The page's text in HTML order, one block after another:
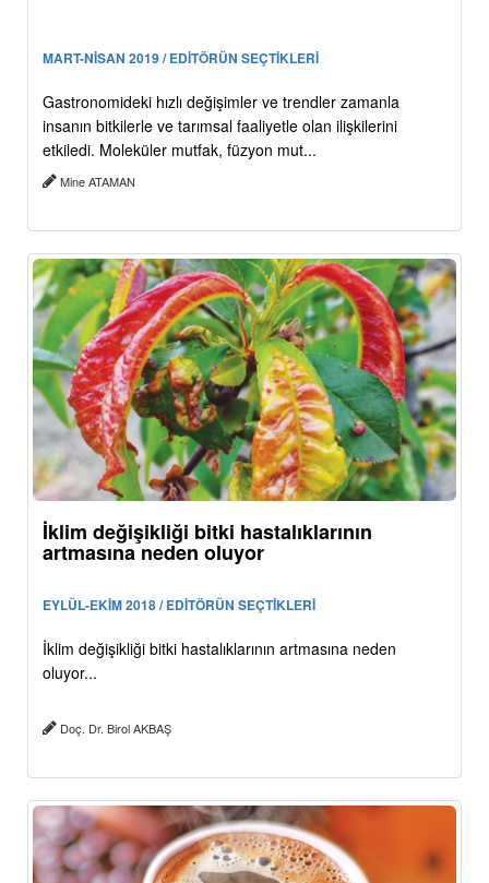
MART-NİSAN 2019 / EDİTÖRÜN SEÇTİKLERİ
Gastronomideki hızlı değişimler ve trendler zamanla
insanın bitkilerle ve tarımsal faaliyetle olan ilişkilerini
etkiledi. Moleküler mutfak, füzyon mut...
Mine ATAMAN
İklim değişikliği bitki hastalıklarının
artmasına neden oluyor
EYLÜL-EKİM 2018 / EDİTÖRÜN SEÇTİKLERİ
İklim değişikliği bitki hastalıklarının artmasına neden
oluyor...
Doç. Dr. Birol AKBAŞ